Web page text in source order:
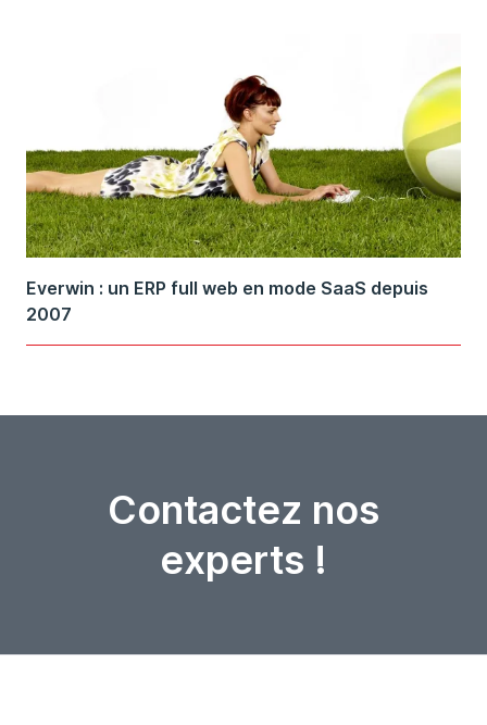
Everwin : un ERP full web en mode SaaS depuis
2007
Contactez nos
experts !